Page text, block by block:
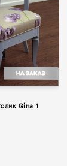
Gina 1